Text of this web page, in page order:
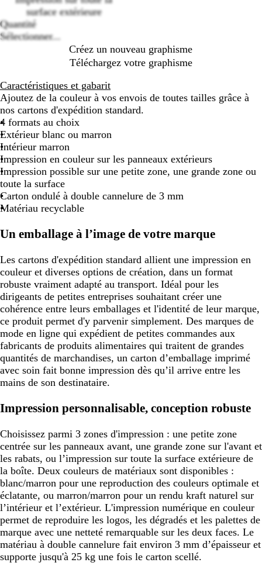
surface extérieure
Quantité
Sélectionner...
Créez un nouveau graphisme
Téléchargez votre graphisme
Caractéristiques et gabarit
Ajoutez de la couleur à vos envois de toutes tailles grâce à
nos cartons d'expédition standard.
4 formats au choix
Extérieur blanc ou marron
Intérieur marron
Impression en couleur sur les panneaux extérieurs
Impression possible sur une petite zone, une grande zone ou
toute la surface
Carton ondulé à double cannelure de 3 mm
Matériau recyclable
Un emballage à l’image de votre marque
Les cartons d'expédition standard allient une impression en
couleur et diverses options de création, dans un format
robuste vraiment adapté au transport. Idéal pour les
dirigeants de petites entreprises souhaitant créer une
cohérence entre leurs emballages et l'identité de leur marque,
ce produit permet d'y parvenir simplement. Des marques de
mode en ligne qui expédient de petites commandes aux
fabricants de produits alimentaires qui traitent de grandes
quantités de marchandises, un carton d’emballage imprimé
avec soin fait bonne impression dès qu’il arrive entre les
mains de son destinataire.
Impression personnalisable, conception robuste
Choisissez parmi 3 zones d'impression : une petite zone
centrée sur les panneaux avant, une grande zone sur l'avant et
les rabats, ou l’impression sur toute la surface extérieure de
la boîte. Deux couleurs de matériaux sont disponibles :
blanc/marron pour une reproduction des couleurs optimale et
éclatante, ou marron/marron pour un rendu kraft naturel sur
l’intérieur et l’extérieur. L'impression numérique en couleur
permet de reproduire les logos, les dégradés et les palettes de
marque avec une netteté remarquable sur les deux faces. Le
matériau à double cannelure fait environ 3 mm d’épaisseur et
supporte jusqu'à 25 kg une fois le carton scellé.